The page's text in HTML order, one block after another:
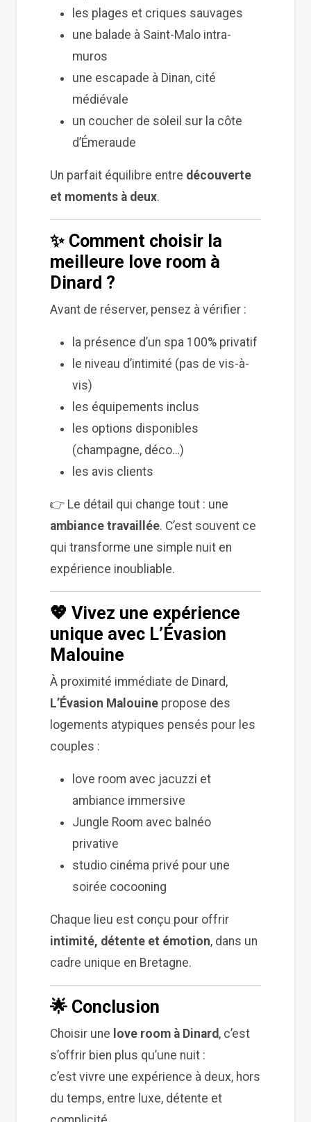
les plages et criques sauvages
une balade à Saint-Malo intra-
muros
une escapade à Dinan, cité
médiévale
un coucher de soleil sur la côte
d’Émeraude
Un parfait équilibre entre découverte
et moments à deux.
✨ Comment choisir la
meilleure love room à
Dinard ?
Avant de réserver, pensez à vérifier :
la présence d’un spa 100% privatif
le niveau d’intimité (pas de vis-à-
vis)
les équipements inclus
les options disponibles
(champagne, déco…)
les avis clients
👉 Le détail qui change tout : une
ambiance travaillée. C’est souvent ce
qui transforme une simple nuit en
expérience inoubliable.
💖 Vivez une expérience
unique avec L’Évasion
Malouine
À proximité immédiate de Dinard,
L’Évasion Malouine propose des
logements atypiques pensés pour les
couples :
love room avec jacuzzi et
ambiance immersive
Jungle Room avec balnéo
privative
studio cinéma privé pour une
soirée cocooning
Chaque lieu est conçu pour offrir
intimité, détente et émotion, dans un
cadre unique en Bretagne.
🌟 Conclusion
Choisir une love room à Dinard, c’est
s’offrir bien plus qu’une nuit :
c’est vivre une expérience à deux, hors
du temps, entre luxe, détente et